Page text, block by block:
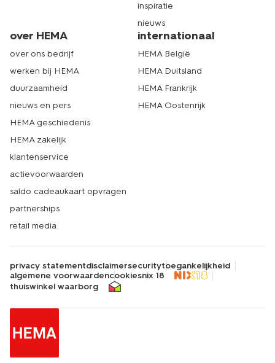
inspiratie
nieuws
over HEMA
over ons bedrijf
werken bij HEMA
duurzaamheid
nieuws en pers
HEMA geschiedenis
HEMA zakelijk
klantenservice
actievoorwaarden
saldo cadeaukaart opvragen
partnerships
retail media
internationaal
HEMA België
HEMA Duitsland
HEMA Frankrijk
HEMA Oostenrijk
privacy statementdisclaimersecuritytoegankelijkheid
algemene voorwaardencookiesnix 18
thuiswinkel waarborg